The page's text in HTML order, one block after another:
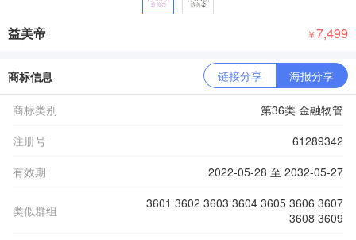
益美帝 ￥7,499
商标信息 链接分享 海报分享
商标类别
第36类 金融物管
注册号
61289342
有效期
2022-05-28 至 2032-05-27
类似群组
3601 3602 3603 3604 3605 3606 3607
3608 3609